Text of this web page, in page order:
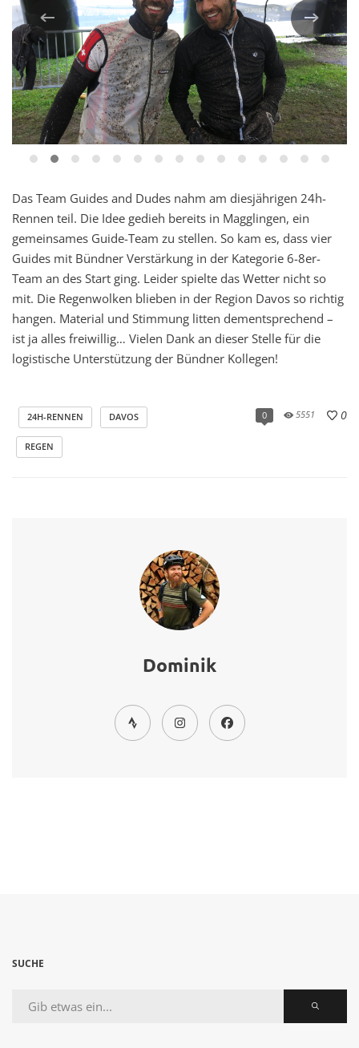
Das Team Guides and Dudes nahm am diesjährigen 24h-
Rennen teil. Die Idee gedieh bereits in Magglingen, ein
gemeinsames Guide-Team zu stellen. So kam es, dass vier
Guides mit Bündner Verstärkung in der Kategorie 6-8er-
Team an des Start ging. Leider spielte das Wetter nicht so
mit. Die Regenwolken blieben in der Region Davos so richtig
hangen. Material und Stimmung litten dementsprechend –
ist ja alles freiwillig… Vielen Dank an dieser Stelle für die
logistische Unterstützung der Bündner Kollegen!
0 5551 0
24H-RENNEN DAVOS
REGEN
Dominik
SUCHE